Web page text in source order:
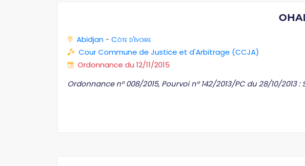
Abidjan - Côte d'Ivoire
Cour Commune de Justice et d'Arbitrage (CCJA)
Ordonnance du 12/11/2015
Ordonnance n° 008/2015, Pourvoi n° 142/2013/PC du 28/10/2013